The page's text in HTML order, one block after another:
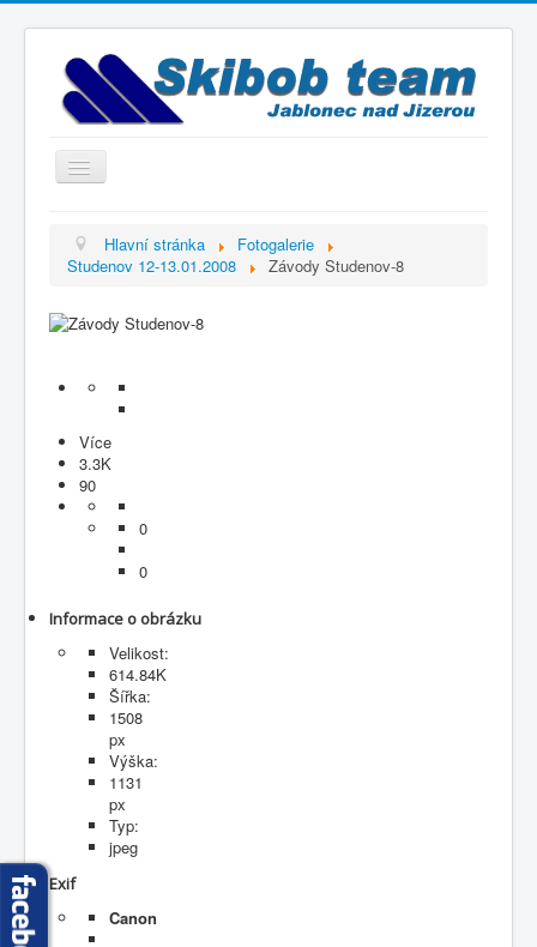
Přepnout
navigaci
Historie
Kontakty
Výsledky
Videogalerie
Fotogalerie
Hlavní stránka
Fotogalerie
Studenov 12-13.01.2008
Závody Studenov-8
Více
3.3K
90
0
0
Informace o obrázku
Velikost:
614.84K
Šířka:
1508
px
Výška:
1131
px
Typ:
jpeg
Exif
Canon